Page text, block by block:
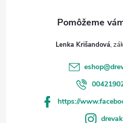
Lenka Krišandová
eshop@
https://